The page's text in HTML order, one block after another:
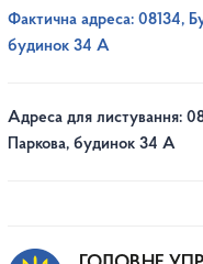
Фактична адреса: 08134,
будинок 34 А
Адреса для листування:
Паркова, будинок 34 А